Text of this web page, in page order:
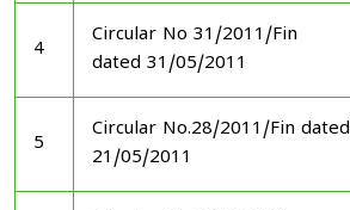
4
Circular No 31/2011/Fin
dated 31/05/2011
5
Circular No.28/2011/Fin dated
21/05/2011